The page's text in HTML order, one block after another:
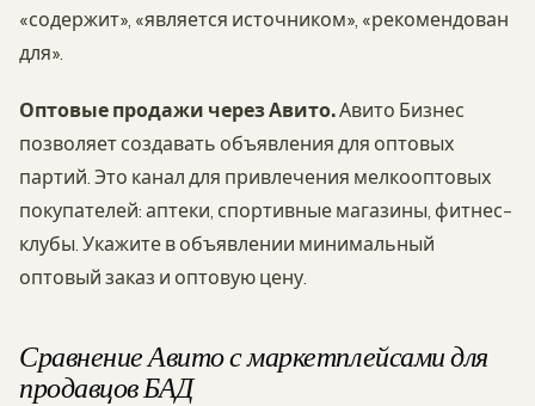
«содержит», «является источником», «рекомендован
для».
Оптовые продажи через Авито.Авито Бизнес
позволяет создавать объявления для оптовых
партий. Это канал для привлечения мелкооптовых
покупателей: аптеки, спортивные магазины, фитнес-
клубы. Укажите в объявлении минимальный
оптовый заказ и оптовую цену.
Сравнение Авито с маркетплейсами для
продавцов БАД